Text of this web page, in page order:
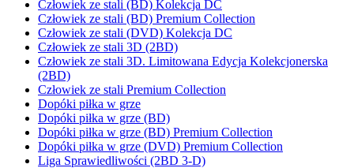
Człowiek ze stali (BD) Kolekcja DC
Człowiek ze stali (BD) Premium Collection
Człowiek ze stali (DVD) Kolekcja DC
Człowiek ze stali 3D (2BD)
Człowiek ze stali 3D. Limitowana Edycja Kolekcjonerska
(2BD)
Człowiek ze stali Premium Collection
Dopóki piłka w grze
Dopóki piłka w grze (BD)
Dopóki piłka w grze (BD) Premium Collection
Dopóki piłka w grze (DVD) Premium Collection
Liga Sprawiedliwości (2BD 3-D)